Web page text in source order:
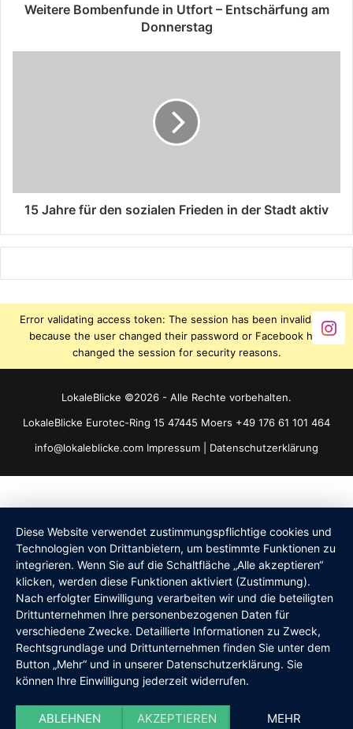
Weitere Bombenfunde in Utfort – Entschärfung am
Donnerstag
15 Jahre für den sozialen Frieden in der Stadt aktiv
Error validating access token: The session has been invalidated
because the user changed their password or Facebook has
changed the session for security reasons.
LokaleBlicke ©2026 - Alle Rechte vorbehalten.
LokaleBlicke Eurotec-Ring 15 47445 Moers +49 176 61 101 464
info@lokaleblicke.com Impressum Datenschutzerklärung
Diese Website verwendet zustimmungspflichtige cookies und
Technologien von Drittanbietern, um bestimmte Funktionen zu
integrieren. Wenn Sie auf die Schaltfläche „Alle akzeptieren“
klicken, werden diese Funktionen aktiviert (Zustimmung).
Nach erfolgter Einwilligung verarbeiten wir und die beteiligten
Drittunternehmen Ihre personenbezogenen Daten für
verschiedene Zwecke. Detaillierte Informationen zu Zweck,
Rechtsgrundlage und Drittunternehmen finden Sie unter dem
Button „Mehr“ und in unserer Datenschutzerklärung. Sie
können Ihre Einwilligung jederzeit widerrufen.
ABLEHNEN AKZEPTIEREN MEHR